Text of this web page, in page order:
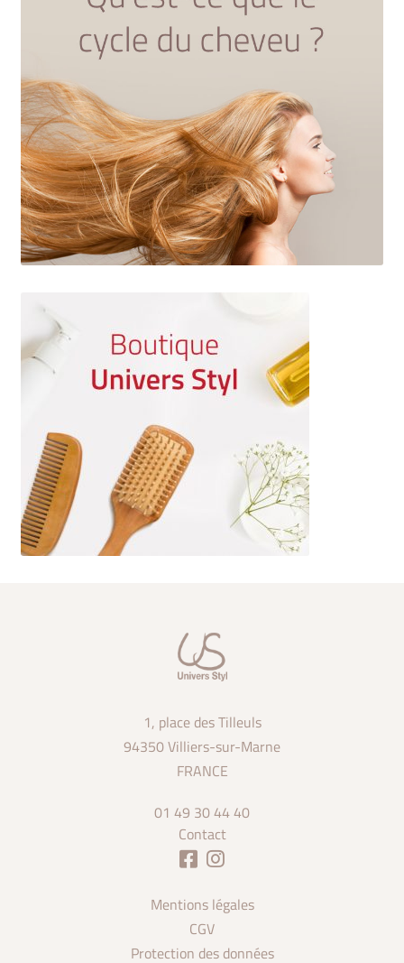
1, place des Tilleuls
94350 Villiers-sur-Marne
FRANCE
01 49 30 44 40
Contact
Mentions légales
CGV
Protection des données